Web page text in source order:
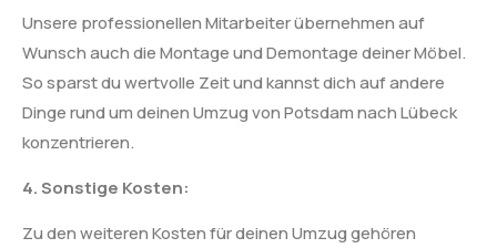
Unsere professionellen Mitarbeiter übernehmen auf
Wunsch auch die Montage und Demontage deiner Möbel.
So sparst du wertvolle Zeit und kannst dich auf andere
Dinge rund um deinen Umzug von Potsdam nach Lübeck
konzentrieren.
4. Sonstige Kosten:
Zu den weiteren Kosten für deinen Umzug gehören